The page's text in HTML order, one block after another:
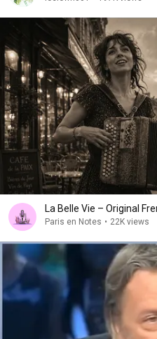
La Belle Vie – Original
Paris en Notes • 22K views